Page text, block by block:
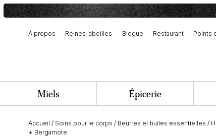
À propos
Reines-abeilles Blogue Restaurant Points
Miels Épicerie
Accueil / Soins pour le corps / Beurres et huiles essentielles /
+ Bergamote